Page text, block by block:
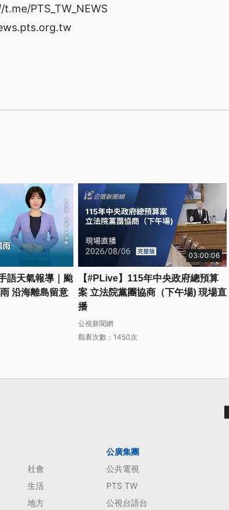
PTS_TW_NEWS
語天氣報導｜颱
沿海離島留意
03:00:06
【#PLive】115年中央政府總預算
案 立法院黨團協商（下午場) 現場直
播
公視新聞網
觀看次數：1450次
社會
生活
地方
公廣集團
公共電視
PTS TW
公視台語台